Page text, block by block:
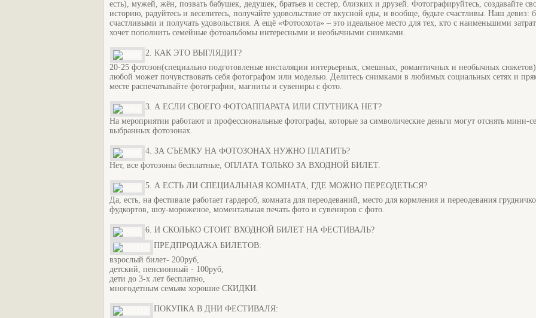
есть), мужей, жён, позвать бабушек, дедушек, братьев и сестер, близких и друзей. Фотографируйтесь, создавайте
историю, радуйтесь и веселитесь, получайте удовольствие от вкусной еды, и вообще, будьте счастливы. Наш девиз:
счастливыми и получать удовольствия. А ещё «Фотоохота» – это идеальное место для тех, кто с наименьшими
хочет пополнить семейные фотоальбомы интересными и необычными снимками.
2. КАК ЭТО ВЫГЛЯДИТ?
20-25 фотозон(специально подготовленые инсталяции интерьерных, смешных, романтичных и необычных
любой может почувствовать себя фотографом или моделью. Делитесь снимками в любимых социальных сетях и
месте распечатывайте фотографии, магниты и сувениры с фото.
3. А ЕСЛИ СВОЕГО ФОТОАППАРАТА ИЛИ СПУТНИКА НЕТ?
На мероприятии работают и профессиональные фотографы, которые за символические деньги могут отснять мини-
выбранных фотозонах.
4. ЗА СЪЕМКУ НА ФОТОЗОНАХ НУЖНО ПЛАТИТЬ?
Нет, все фотозоны бесплатные, ОПЛАТА ТОЛЬКО ЗА ВХОДНОЙ БИЛЕТ.
5. А ЕСТЬ ЛИ СПЕЦИАЛЬНАЯ КОМНАТА, ГДЕ МОЖНО ПЕРЕОДЕТЬСЯ?
Да, есть, на фестивале работает гардероб, комната для переодеваний, место для кормления и переодевания
фудкортов, шоу-мороженое, моментальная печать фото и сувениров с фото.
6. И СКОЛЬКО СТОИТ ВХОДНОЙ БИЛЕТ НА ФЕСТИВАЛЬ?
ПРЕДПРОДАЖА БИЛЕТОВ:
взрослый билет- 200руб,
детский, пенсионный - 100руб,
дети до 3-х лет бесплатно,
многодетным семьям хорошие СКИДКИ.
ПОКУПКА В ДНИ ФЕСТИВАЛЯ: